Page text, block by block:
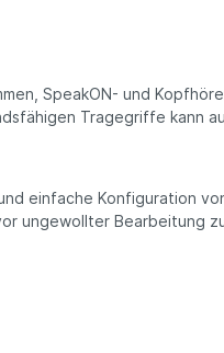
SpeakON- und
Tragegriffe kann
einfache Konfiguration
ungewollter Bearbeitung